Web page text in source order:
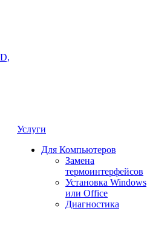
Услуги
Для Компьютеров
Замена
термоинтерфейсов
Установка Windows
или Office
Диагностика